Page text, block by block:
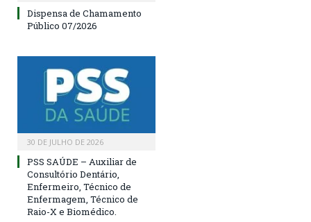
Dispensa de Chamamento
Público 07/2026
30 DE JULHO DE 2026
PSS SAÚDE – Auxiliar de
Consultório Dentário,
Enfermeiro, Técnico de
Enfermagem, Técnico de
Raio-X e Biomédico.